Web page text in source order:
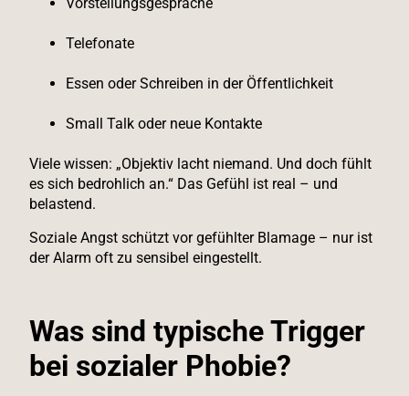
Telefonate
Essen oder Schreiben in der Öffentlichkeit
Small Talk oder neue Kontakte
Viele wissen: „Objektiv lacht niemand. Und doch fühlt
es sich bedrohlich an.“ Das Gefühl ist real – und
belastend.
Soziale Angst schützt vor gefühlter Blamage – nur ist
der Alarm oft zu sensibel eingestellt.
Was sind typische Trigger
bei sozialer Phobie?